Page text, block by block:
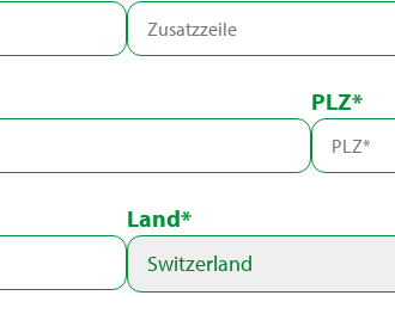
PLZ*
Land*
Switzerland